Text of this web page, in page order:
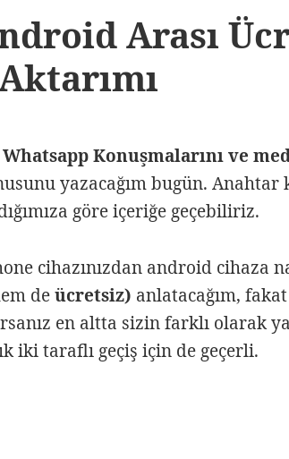
Arası
Konuşmalarını ve
yazacağım bugün.
göre içeriğe geçebiliriz.
cihazınızdan android cihaza
deücretsiz) anlatacağım,
en altta sizin farklı olarak
iki taraflı geçiş için de geçerli.
– Android Arası Ücretsiz